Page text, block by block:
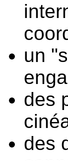
un
des
des